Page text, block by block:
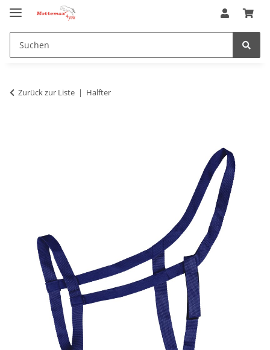
Zurück zur Liste Halfter